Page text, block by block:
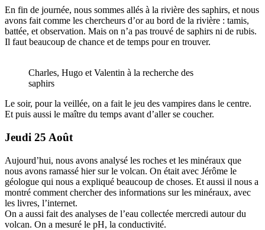
En fin de journée, nous sommes allés à la rivière des saphirs, et nous
avons fait comme les chercheurs d’or au bord de la rivière : tamis,
battée, et observation. Mais on n’a pas trouvé de saphirs ni de rubis.
Il faut beaucoup de chance et de temps pour en trouver.
Charles, Hugo et Valentin à la recherche des
saphirs
Le soir, pour la veillée, on a fait le jeu des vampires dans le centre.
Et puis aussi le maître du temps avant d’aller se coucher.
Jeudi 25 Août
Aujourd’hui, nous avons analysé les roches et les minéraux que
nous avons ramassé hier sur le volcan. On était avec Jérôme le
géologue qui nous a expliqué beaucoup de choses. Et aussi il nous a
montré comment chercher des informations sur les minéraux, avec
les livres, l’internet.
On a aussi fait des analyses de l’eau collectée mercredi autour du
volcan. On a mesuré le pH, la conductivité.